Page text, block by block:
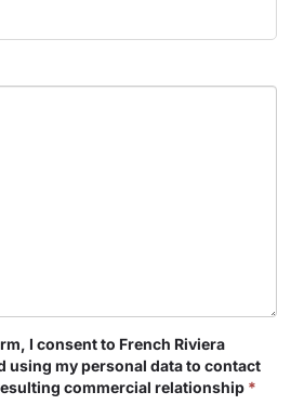
I consent to French Riviera
using my personal data to contact
commercial relationship *